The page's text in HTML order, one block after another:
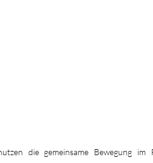
die gemeinsame Bewegung